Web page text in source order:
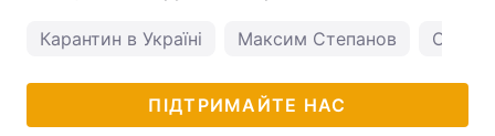
Карантин в Україні Максим Степанов Оля
ПІДТРИМАЙТЕ НАС